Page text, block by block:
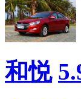
·最高优惠
·推荐1.5L豪
·推荐1.5L豪
·江淮和悦价
·悦翔V7等
·低预算高
·它们卖点
和悦